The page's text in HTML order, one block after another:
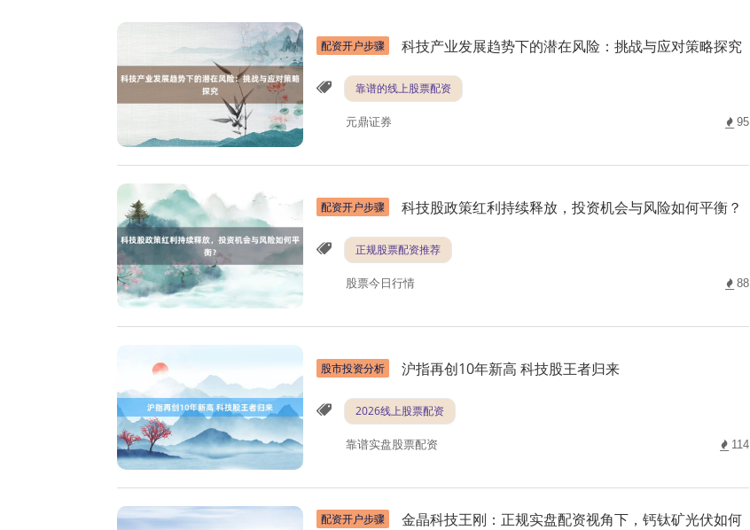
配资开户步骤 科技产业发展趋势下的潜在风险：挑战与应对策略探究
靠谱的线上股票配资
元鼎证券 95
配资开户步骤 科技股政策红利持续释放，投资机会与风险如何平衡？
正规股票配资推荐
股票今日行情 88
股市投资分析 沪指再创10年新高 科技股王者归来
2026线上股票配资
靠谱实盘股票配资 114
配资开户步骤
金晶科技王刚：正规实盘配资视角下，钙钛矿光伏如何